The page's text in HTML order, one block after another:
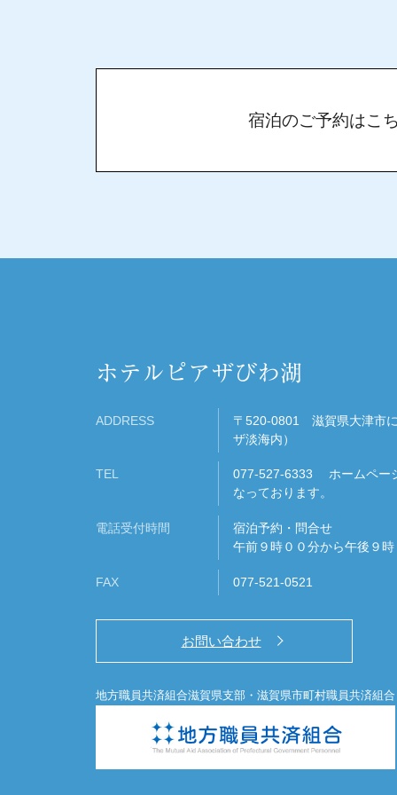
宿泊のご予約はこ
ホテルピアザびわ湖
ADDRESS
〒520-0801 滋賀県大津市
ザ淡海内）
TEL
077-527-6333 ホームペー
なっております。
電話受付時間
宿泊予約・問合せ
午前９時００分から午後９
FAX 077-521-0521
お問い合わせ
地方職員共済組合滋賀県支部・滋賀県市町村職員共済組合